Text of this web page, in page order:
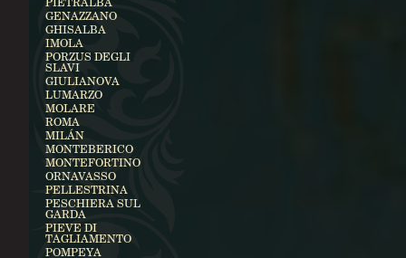
GENAZZANO
GHISALBA
IMOLA
PORZUS DEGLI
SLAVI
GIULIANOVA
LUMARZO
MOLARE
ROMA
MILÁN
MONTEBERICO
MONTEFORTINO
ORNAVASSO
PELLESTRINA
PESCHIERA SUL
GARDA
PIEVE DI
TAGLIAMENTO
POMPEYA